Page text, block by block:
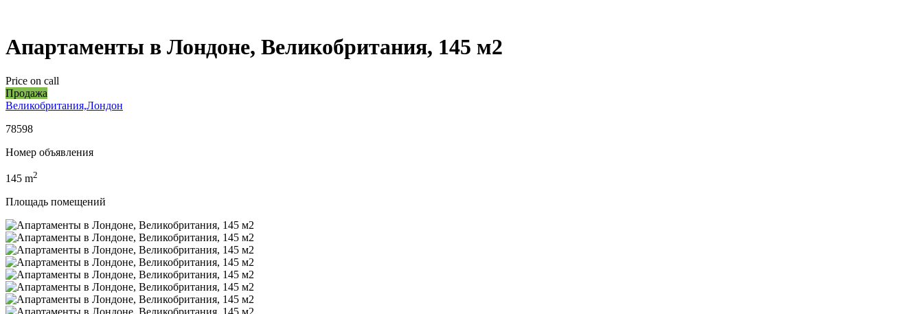
Апартаменты в Лондоне, Великобритания, 145 м2
Price on call
Продажа
Великобритания,Лондон
78598
Номер объявления
145 m2
Площадь помещений